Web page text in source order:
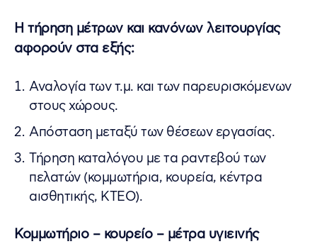
Η τήρηση μέτρων και κανόνων λειτουργίας
αφορούν στα εξής:
Αναλογία των τ.μ. και των παρευρισκόμενων
στους χώρους.
Απόσταση μεταξύ των θέσεων εργασίας.
Τήρηση καταλόγου με τα ραντεβού των
πελατών (κομμωτήρια, κουρεία, κέντρα
αισθητικής, ΚΤΕΟ).
Κομμωτήριο – κουρείο – μέτρα υγιεινής